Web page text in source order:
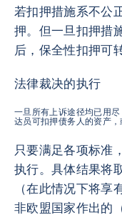
若扣押措施系不公
押。但一旦扣押措
后，保全性扣押可
法律裁决的执行
一旦所有上诉途径均已用
达员可扣押债务人的资产，
只要满足各项标准
执行。具体结果将
（在此情况下将享
非欧盟国家作出的